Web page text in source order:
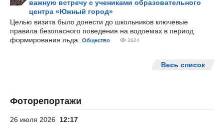
важную встречу с учениками образовательного
центра «Южный город»
Целью визита было донести до школьников ключевые
правила безопасного поведения на водоемах в период
формирования льда.
Общество 2824
Весь список
Фоторепортажи
26 июля 2026 12:17